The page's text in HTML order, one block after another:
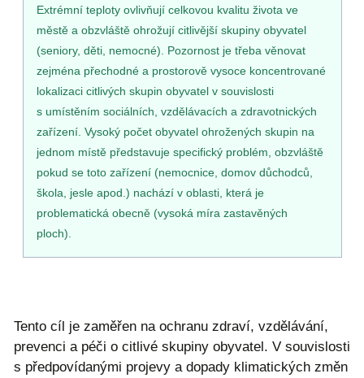
Extrémní teploty ovlivňují celkovou kvalitu života ve
městě a obzvláště ohrožují citlivější skupiny obyvatel
(seniory, děti, nemocné). Pozornost je třeba věnovat
zejména přechodné a prostorově vysoce koncentrované
lokalizaci citlivých skupin obyvatel v souvislosti
s umístěním sociálních, vzdělávacích a zdravotnických
zařízení. Vysoký počet obyvatel ohrožených skupin na
jednom místě představuje specifický problém, obzvláště
pokud se toto zařízení (nemocnice, domov důchodců,
škola, jesle apod.) nachází v oblasti, která je
problematická obecně (vysoká míra zastavěných
ploch).
Tento cíl je zaměřen na ochranu zdraví, vzdělávání,
prevenci a péči o citlivé skupiny obyvatel. V souvislosti
s předpovídanými projevy a dopady klimatických změn